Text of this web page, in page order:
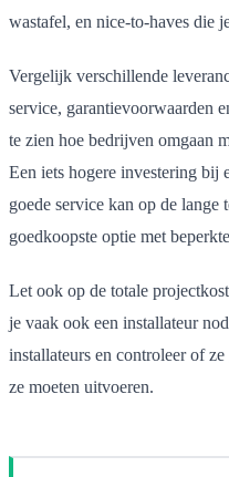
wastafel, en nice-to-haves die
Vergelijk verschillende
service, garantievoorwaarden
te zien hoe bedrijven omgaan
Een iets hogere investering bij
goede service kan op de
goedkoopste optie met
Let ook op de totale
je vaak ook een installateur
installateurs en controleer of
ze moeten uitvoeren.